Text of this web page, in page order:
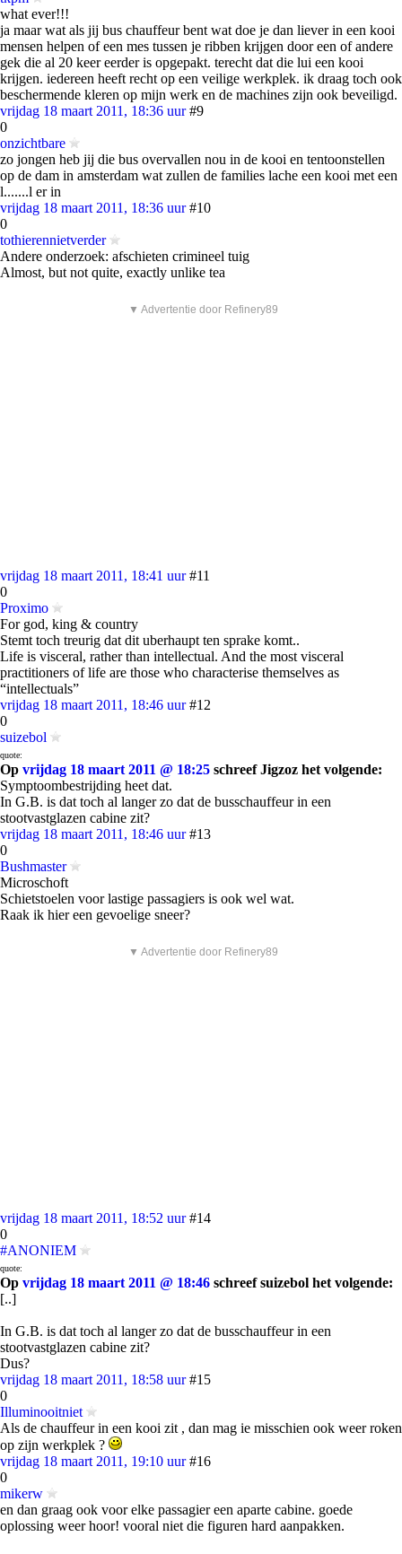
what ever!!!
ja maar wat als jij bus chauffeur bent wat doe je dan liever in een kooi
mensen helpen of een mes tussen je ribben krijgen door een of andere
gek die al 20 keer eerder is opgepakt. terecht dat die lui een kooi
krijgen. iedereen heeft recht op een veilige werkplek. ik draag toch ook
beschermende kleren op mijn werk en de machines zijn ook beveiligd.
vrijdag 18 maart 2011, 18:36 uur #9
0
onzichtbare
zo jongen heb jij die bus overvallen nou in de kooi en tentoonstellen
op de dam in amsterdam wat zullen de families lache een kooi met een
l.......l er in
vrijdag 18 maart 2011, 18:36 uur #10
0
tothierennietverder
Andere onderzoek: afschieten crimineel tuig
Almost, but not quite, exactly unlike tea
▼ Advertentie door Refinery89
vrijdag 18 maart 2011, 18:41 uur #11
0
Proximo
For god, king & country
Stemt toch treurig dat dit uberhaupt ten sprake komt..
Life is visceral, rather than intellectual. And the most visceral
practitioners of life are those who characterise themselves as
“intellectuals”
vrijdag 18 maart 2011, 18:46 uur #12
0
suizebol
quote:
Op vrijdag 18 maart 2011 @ 18:25 schreef Jigzoz het volgende:
Symptoombestrijding heet dat.
In G.B. is dat toch al langer zo dat de busschauffeur in een
stootvastglazen cabine zit?
vrijdag 18 maart 2011, 18:46 uur #13
0
Bushmaster
Microschoft
Schietstoelen voor lastige passagiers is ook wel wat.
Raak ik hier een gevoelige sneer?
▼ Advertentie door Refinery89
vrijdag 18 maart 2011, 18:52 uur #14
0
#ANONIEM
quote:
Op vrijdag 18 maart 2011 @ 18:46 schreef suizebol het volgende:
[..]
In G.B. is dat toch al langer zo dat de busschauffeur in een
stootvastglazen cabine zit?
Dus?
vrijdag 18 maart 2011, 18:58 uur #15
0
Illuminooitniet
Als de chauffeur in een kooi zit , dan mag ie misschien ook weer roken
op zijn werkplek ?
vrijdag 18 maart 2011, 19:10 uur #16
0
mikerw
en dan graag ook voor elke passagier een aparte cabine. goede
oplossing weer hoor! vooral niet die figuren hard aanpakken.